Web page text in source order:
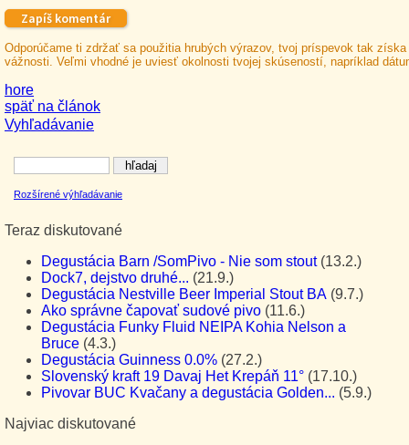
Vyhľadávanie
Rozšírené výhľadávanie
Teraz diskutované
Degustácia Barn /SomPivo - Nie som stout(13.2.)
Dock7, dejstvo druhé... (21.9.)
Degustácia Nestville Beer Imperial Stout BA (9.7.)
Ako správne čapovať sudové pivo (11.6.)
Degustácia Funky Fluid NEIPA Kohia Nelson a
Bruce (4.3.)
Degustácia Guinness 0.0% (27.2.)
Slovenský kraft 19 Davaj Het Krepáň 11° (17.10.)
Pivovar BUC Kvačany a degustácia Golden... (5.9.)
Najviac diskutované
Odporúčame ti zdržať sa použitia hrubých výrazov, tvoj príspevok tak získa
vážnosti. Veľmi vhodné je uviesť okolnosti tvojej skúseností, napríklad
hore
späť na článok